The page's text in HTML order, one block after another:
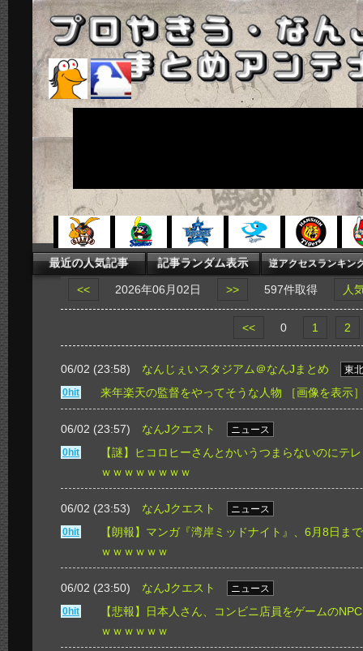
<< 2026年06月02日 >> 597件取得 人
<< 0 1 2
06/02 (23:58) なんじぇいスタジアム＠なんJまとめ
東
0hit
来年楽天の監督をやってそうな人物 ［画像を表示
06/02 (23:57) なんJクエスト
ニュース
0hit
【謎】ヒコロヒーさんとかいうつまらないのにテ
ｗｗｗｗｗｗｗｗ
06/02 (23:53) なんJクエスト
ニュース
0hit
【朗報】マンガ『湾岸ミッドナイト』、6月8日ま
ｗｗｗｗｗｗ
06/02 (23:50) なんJクエスト
ニュース
0hit
【悲報】日本人さん、コンビニ店員をゲームの
ｗｗｗｗｗｗ